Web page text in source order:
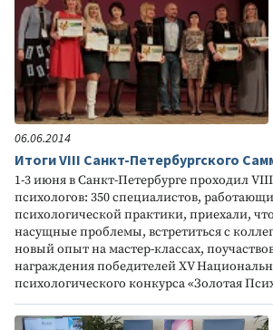
06.06.2014
Итоги VIII Санкт-Петербургского
1-3 июня в Санкт-Петербурге проходил
психологов: 350 специалистов,
психологической практики, приехали,
насущные проблемы, встретиться с
новый опыт на мастер-классах,
награждения победителей XV
психологического конкурса «Золотая